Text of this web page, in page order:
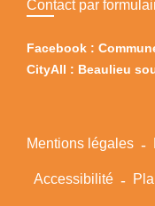
Contact par
Facebook :
CityAll : Beaulieu
Mentions légales -
Accessibilité -